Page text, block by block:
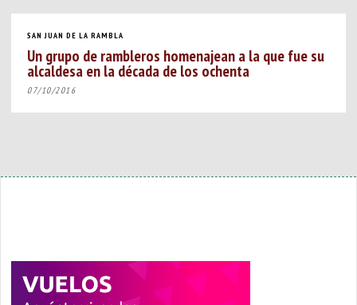
SAN JUAN DE LA RAMBLA
Un grupo de rambleros homenajean a la que fue su
alcaldesa en la década de los ochenta
07/10/2016